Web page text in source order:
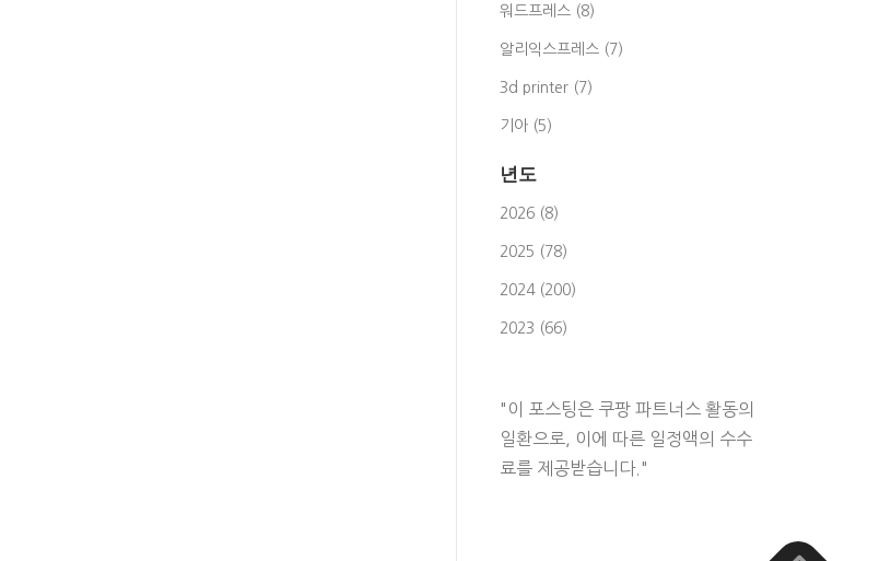
워드프레스 (8)
알리익스프레스 (7)
3d printer (7)
기아 (5)
년도
2026 (8)
2025 (78)
2024 (200)
2023 (66)
"이 포스팅은 쿠팡 파트너스 활동의
일환으로, 이에 따른 일정액의 수수
료를 제공받습니다."